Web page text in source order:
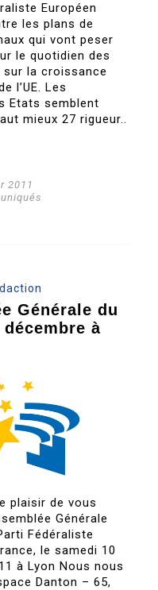
Européen
les plans de
qui vont peser
le quotidien des
sur la croissance
l’UE. Les
Etats semblent
mieux 27 rigueur..
2011
Générale du
décembre à
plaisir de vous
Générale
Fédéraliste
le samedi 10
à Lyon Nous nous
Danton – 65,